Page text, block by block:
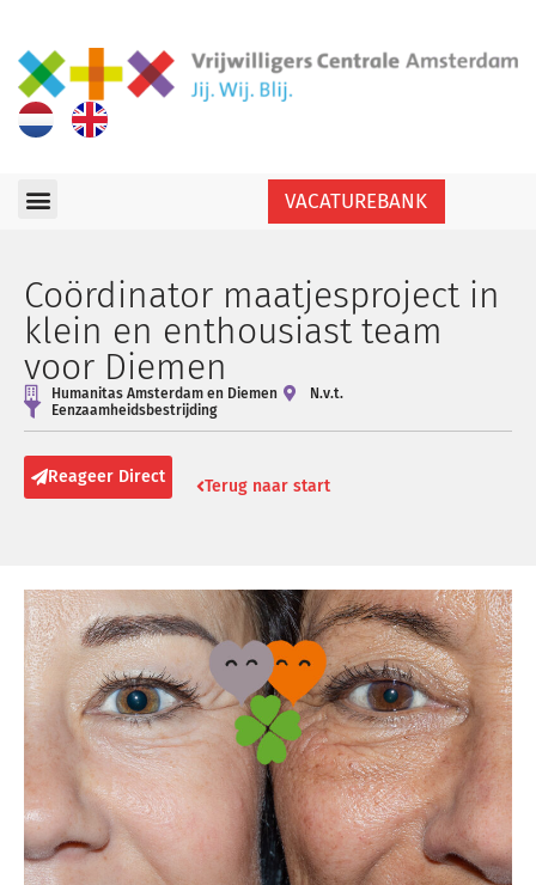
VACATUREBANK
Coördinator maatjesproject in
klein en enthousiast team
voor Diemen
Humanitas Amsterdam en Diemen
N.v.t.
Eenzaamheidsbestrijding
Reageer Direct Terug naar start